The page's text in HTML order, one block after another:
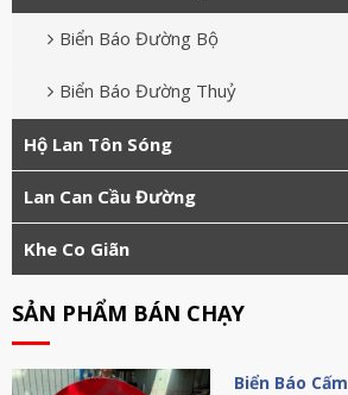
Biển Báo Đường Bộ
Biển Báo Đường Thuỷ
Hộ Lan Tôn Sóng
Lan Can Cầu Đường
Khe Co Giãn
SẢN PHẨM BÁN CHẠY
Biển Báo Cấm